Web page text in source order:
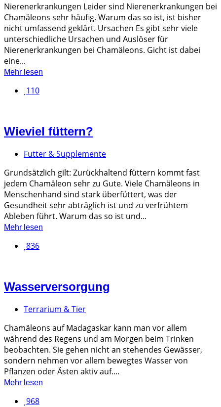
Nierenerkrankungen Leider sind Nierenerkrankungen bei
Chamäleons sehr häufig. Warum das so ist, ist bisher
nicht umfassend geklärt. Ursachen Es gibt sehr viele
unterschiedliche Ursachen und Auslöser für
Nierenerkrankungen bei Chamäleons. Gicht ist dabei
eine...
Mehr lesen
110
Wieviel füttern?
Futter & Supplemente
Grundsätzlich gilt: Zurückhaltend füttern kommt fast
jedem Chamäleon sehr zu Gute. Viele Chamäleons in
Menschenhand sind stark überfüttert, was der
Gesundheit sehr abträglich ist und zu verfrühtem
Ableben führt. Warum das so ist und...
Mehr lesen
836
Wasserversorgung
Terrarium & Tier
Chamäleons auf Madagaskar kann man vor allem
während des Regens und am Morgen beim Trinken
beobachten. Sie gehen nicht an stehendes Gewässer,
sondern nehmen vor allem bewegtes Wasser von
Pflanzen oder Ästen aktiv auf....
Mehr lesen
968